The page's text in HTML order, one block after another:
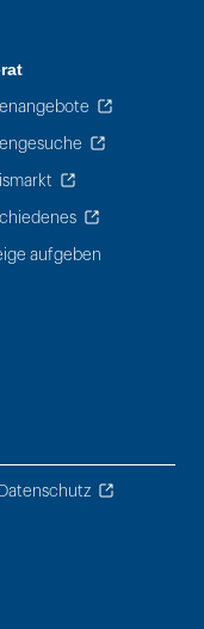
aufgeben
Datenschutz